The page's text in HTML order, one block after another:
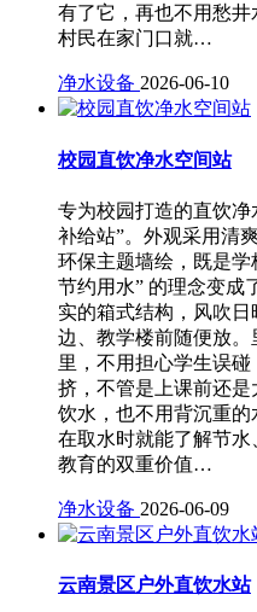
有了它，再也不用愁井
村民在家门口就…
净水设备 2026-06-10
校园直饮净水空间站
专为校园打造的直饮净
补给站”。外观采用清
环保主题墙绘，既是学
节约用水” 的理念变成
实的箱式结构，风吹
边、教学楼前随便放
里，不用担心学生误
挤，不管是上课前还
饮水，也不用背沉重
在取水时就能了解节
教育的双重价值…
净水设备 2026-06-09
云南景区户外直饮水站